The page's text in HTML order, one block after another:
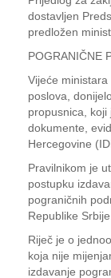
dostavljen
predložen
POGRANIČNE
Vijeće
poslova,
propusnica, koji
dokumente,
Hercegovine
Pravilnikom je
postupku
pograničnih
Republike Srbije.
Riječ je o
koja nije
izdavanje